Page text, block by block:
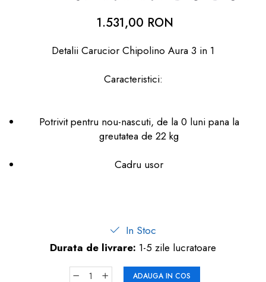
Igiena copii
1.531,00 RON
Detalii Carucior Chipolino Aura 3 in 1
Caracteristici:
Potrivit pentru nou-nascuti, de la 0 luni pana la
greutatea de 22 kg
Cadru usor
In Stoc
Durata de livrare: 1-5 zile lucratoare
ADAUGA IN COS